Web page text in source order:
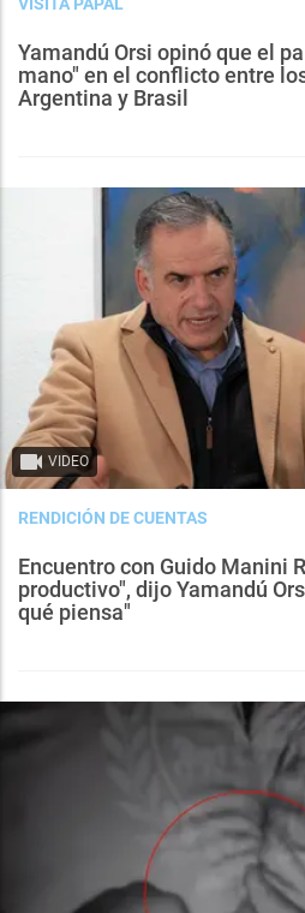
VISITA PAPAL
Yamandú Orsi opinó que el
mano" en el conflicto entre
Argentina y Brasil
VIDEO
RENDICIÓN DE CUENTAS
Encuentro con Guido Manini
productivo", dijo Yamandú
qué piensa"